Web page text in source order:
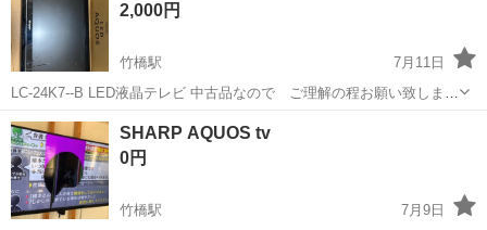
2,000円
竹橋駅
7月11日
LC-24K7--B LED液晶テレビ 中古品なので ご理解の程お願い致します
西国分寺に引き取り限定です 宜しくお願い致します
東京 千代田区
SHARP AQUOS tv
0円
竹橋駅
7月9日